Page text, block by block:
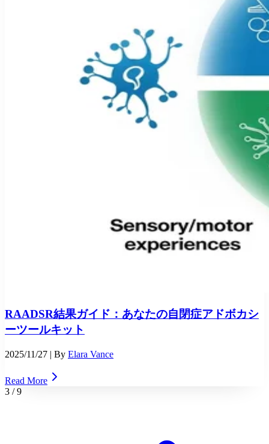
RAADSR結果ガイド：あなたの自閉症アドボカシ
ーツールキット
2025/11/27 | By Elara Vance
Read More
3 /9